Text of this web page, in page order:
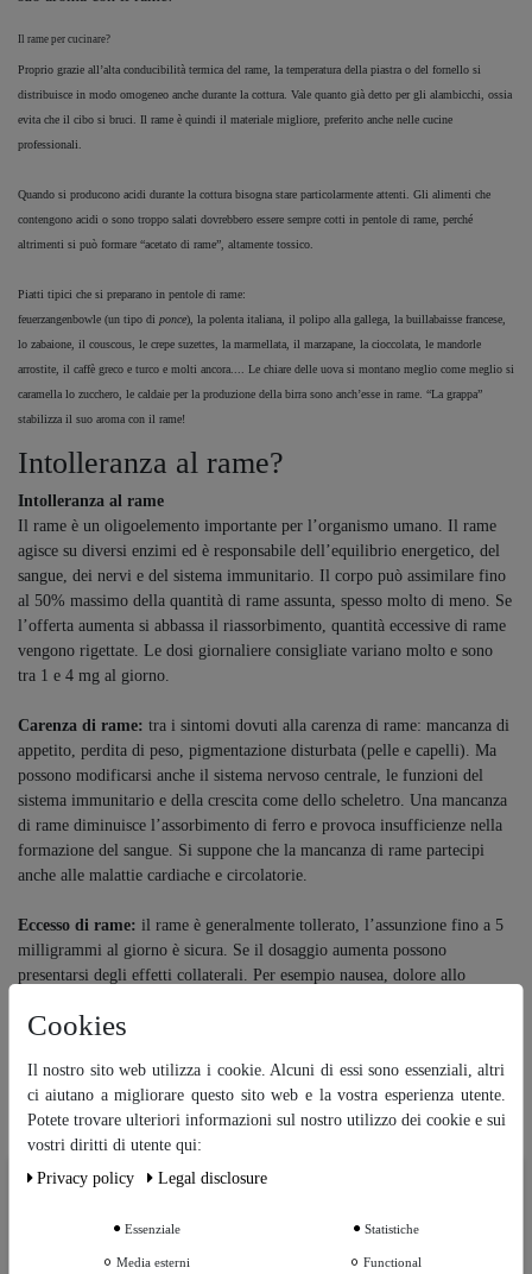
Il rame per cucinare?
Proprio grazie all’alta conducibilità termica del rame, la temperatura della piastra o del fornello si
distribuisce in modo omogeneo anche durante la cottura. Vale quanto già detto per gli alambicchi, ossia
evita che il cibo si bruci. Il rame è quindi il materiale migliore, preferito anche nelle cucine
professionali.
Quando si producono acidi durante la cottura bisogna stare particolarmente attenti. Gli alimenti che
contengono acidi o sono troppo salati dovrebbero essere sempre cotti in pentole di rame, perché
altrimenti si può formare “acetato di rame”, altamente tossico.
Piatti tipici che si preparano in pentole di rame:
feuerzangenbowle (un tipo di ponce), la polenta italiana, il polipo alla gallega, la buillabaisse francese,
lo zabaione, il couscous, le crepe suzettes, la marmellata, il marzapane, la cioccolata, le mandorle
arrostite, il caffè greco e turco e molti ancora.... Le chiare delle uova si montano meglio come meglio si
caramella lo zucchero, le caldaie per la produzione della birra sono anch’esse in rame. “La grappa”
stabilizza il suo aroma con il rame!
Intolleranza al rame?
Intolleranza al rame
Il rame è un oligoelemento importante per l’organismo umano. Il rame
agisce su diversi enzimi ed è responsabile dell’equilibrio energetico, del
sangue, dei nervi e del sistema immunitario. Il corpo può assimilare fino
al 50% massimo della quantità di rame assunta, spesso molto di meno. Se
l’offerta aumenta si abbassa il riassorbimento, quantità eccessive di rame
vengono rigettate. Le dosi giornaliere consigliate variano molto e sono
tra 1 e 4 mg al giorno.
Carenza di rame: tra i sintomi dovuti alla carenza di rame: mancanza di
appetito, perdita di peso, pigmentazione disturbata (pelle e capelli). Ma
possono modificarsi anche il sistema nervoso centrale, le funzioni del
sistema immunitario e della crescita come dello scheletro. Una mancanza
di rame diminuisce l’assorbimento di ferro e provoca insufficienze nella
formazione del sangue. Si suppone che la mancanza di rame partecipi
anche alle malattie cardiache e circolatorie.
Eccesso di rame: il rame è generalmente tollerato, l’assunzione fino a 5
milligrammi al giorno è sicura. Se il dosaggio aumenta possono
presentarsi degli effetti collaterali. Per esempio nausea, dolore allo
l’assunzione. Effetti dannosi del rame sono noti solo in caso di contatto
Come in caso di mancanza di ferro si consiglia di cucinare in pentole di
acciaio, in caso di carenza di rame si consiglia di cucinare in pentole di
rame per assicurare un’assunzione sufficiente, possibilmente in modo
naturale
Veloce pulizia del rame ...
Ceres::Template.cookieBarHintText
Ceres::Template.cookieBarMoreSettings
Cookies
Il nostro sito web utilizza i cookie. Alcuni di essi sono essenziali, altri
ci aiutano a migliorare questo sito web e la vostra esperienza utente.
Potete trovare ulteriori informazioni sul nostro utilizzo dei cookie e sui
vostri diritti di utente qui:
Privacy policy
Legal disclosure
Essenziale Statistiche
Media esterni Functional